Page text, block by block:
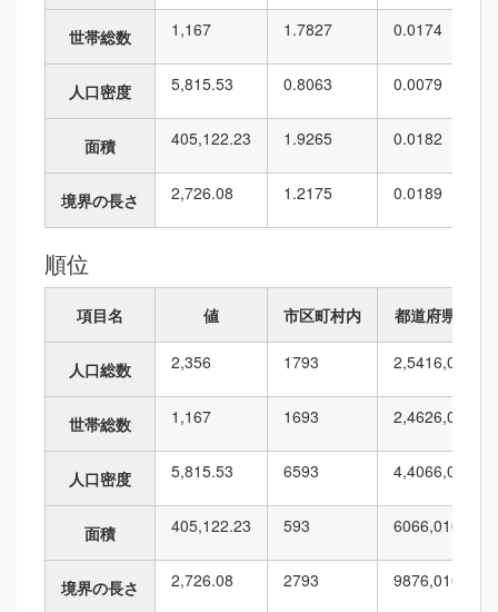
世帯総数 1,167 1.7827 0.0174
人口密度 5,815.53 0.8063 0.0079
面積 405,122.23 1.9265 0.0182
境界の長さ 2,726.08 1.2175 0.0189
順位
項目名 値 市区町村内 都道府県内
人口総数 2,356 1793 2,5416,010
世帯総数 1,167 1693 2,4626,010
人口密度 5,815.53 6593 4,4066,010
面積 405,122.23 593 6066,010
境界の長さ 2,726.08 2793 9876,010